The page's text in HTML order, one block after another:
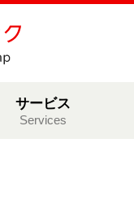
サービス
Services